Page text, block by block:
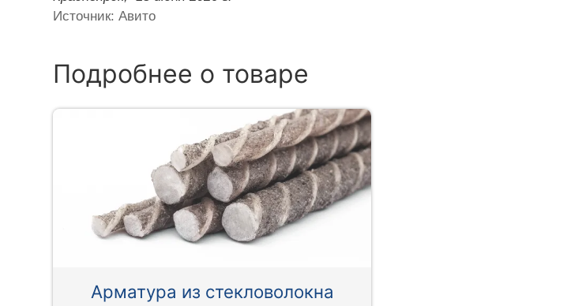
Источник: Авито
Подробнее о товаре
Арматура из стекловолокна